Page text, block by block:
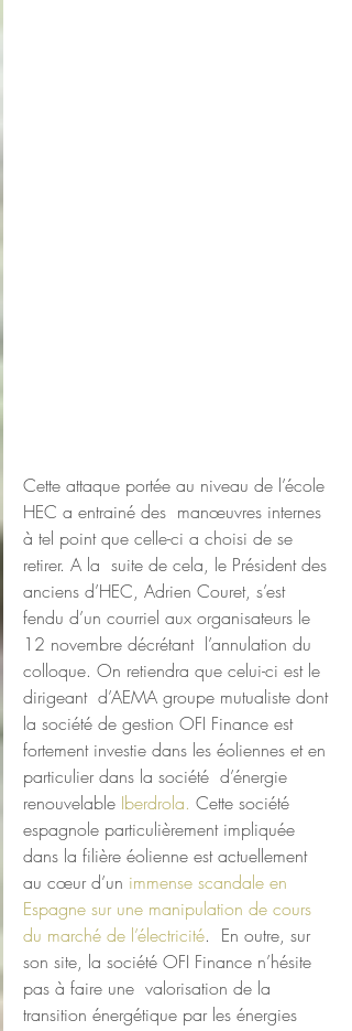
Cette attaque portée au niveau de l’école
HEC a entrainé des  manœuvres internes
à tel point que celle-ci a choisi de se
retirer. A la  suite de cela, le Président des
anciens d’HEC, Adrien Couret, s’est
fendu d’un courriel aux organisateurs le
12 novembre décrétant  l’annulation du
colloque. On retiendra que celui-ci est le
dirigeant  d’AEMA groupe mutualiste dont
la société de gestion OFI Finance est
fortement investie dans les éoliennes et en
particulier dans la société  d’énergie
renouvelable Iberdrola. Cette société
espagnole particulièrement impliquée
dans la filière éolienne est actuellement
au cœur d’un immense scandale en
Espagne sur une manipulation de cours
du marché de l’électricité.  En outre, sur
son site, la société OFI Finance n’hésite
pas à faire une  valorisation de la
transition énergétique par les énergies